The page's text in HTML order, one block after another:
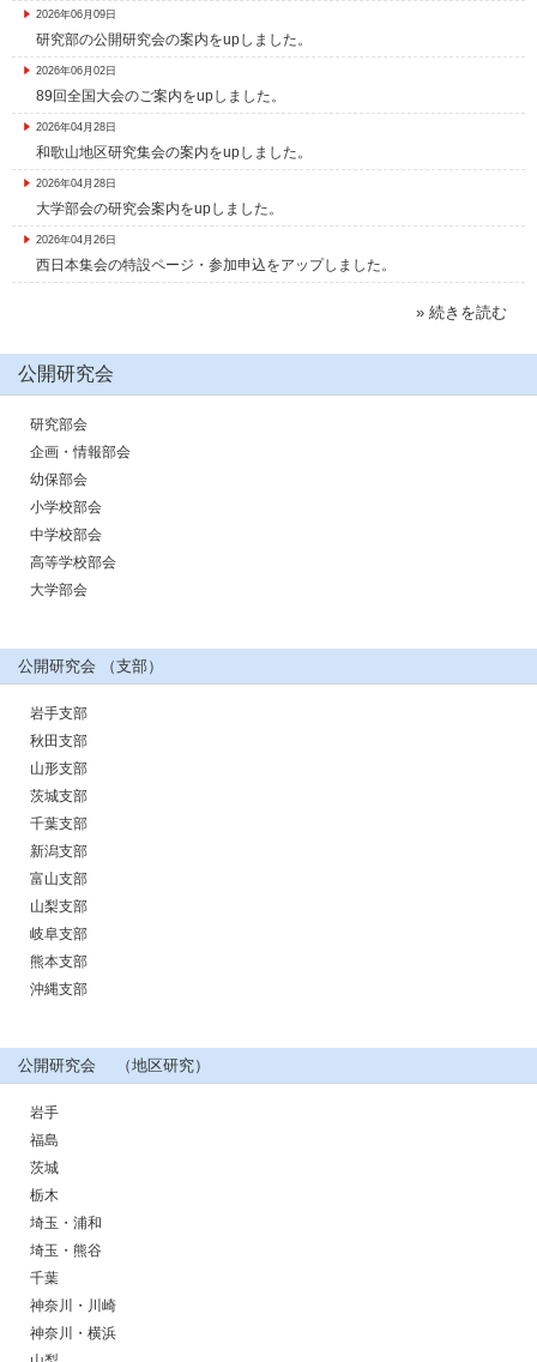
2026年06月09日
研究部の公開研究会の案内をupしました。
2026年06月02日
89回全国大会のご案内をupしました。
2026年04月28日
和歌山地区研究集会の案内をupしました。
2026年04月28日
大学部会の研究会案内をupしました。
2026年04月26日
西日本集会の特設ページ・参加申込をアップしました。
» 続きを読む
公開研究会
研究部会
企画・情報部会
幼保部会
小学校部会
中学校部会
高等学校部会
大学部会
公開研究会 （支部）
岩手支部
秋田支部
山形支部
茨城支部
千葉支部
新潟支部
富山支部
山梨支部
岐阜支部
熊本支部
沖縄支部
公開研究会 （地区研究）
岩手
福島
茨城
栃木
埼玉・浦和
埼玉・熊谷
千葉
神奈川・川崎
神奈川・横浜